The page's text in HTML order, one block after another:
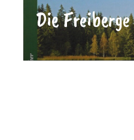
Die Freiberge